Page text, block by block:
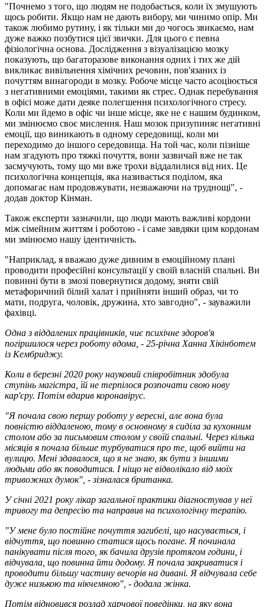
"Почнемо з того, що людям не подобається, коли їх змушують
щось робити. Якщо нам не дають вибору, ми чинимо опір. Ми
також любимо рутину, і як тільки ми до чогось звикаємо, нам
дуже важко позбутися цієї звички. Для цього є певна
фізіологічна основа. Дослідження з візуалізацією мозку
показують, що багаторазове виконання одних і тих же дій
викликає вивільнення хімічних речовин, пов'язаних із
почуттям винагороди в мозку. Робоче місце часто асоціюється
з негативними емоціями, такими як стрес. Однак перебування
в офісі може дати деяке полегшення психологічного стресу.
Коли ми йдемо в офіс чи інше місце, яке не є нашим будинком,
ми змінюємо своє мислення. Наш мозок призупиняє негативні
емоції, що виникають в одному середовищі, коли ми
переходимо до іншого середовища. На той час, коли пізніше
нам згадують про тяжкі почуття, вони зазвичай вже не так
засмучують, тому що ми вже трохи віддалилися від них. Це
психологічна концепція, яка називається поділом, яка
допомагає нам продовжувати, незважаючи на труднощі", -
додав доктор Кінман.
Також експерти зазначили, що люди мають важливі кордони
між сімейним життям і роботою - і саме завдяки цим кордонам
ми змінюємо нашу ідентичність.
"Наприклад, я вважаю дуже дивним в емоційному плані
проводити професійні консультації у своїй власній спальні. Ви
повинні бути в змозі повернутися додому, зняти свій
метафоричний білий халат і прийняти інший образ, чи то
мати, подруга, чоловік, дружина, хто завгодно", - зауважили
фахівці.
Одна з віддалених працівників, чиє психічне здоров'я
погіршилося через роботу вдома, - 25-річна Ханна Хікінботем
із Кембриджу.
Коли в березні 2020 року науковий співробітник здобула
ступінь магістра, їй не терпілося розпочати свою нову
кар'єру. Потім вдарив коронавірус.
"Я почала свою першу роботу у вересні, але вона була
повністю віддаленою, тому в основному я сиділа за кухонним
столом або за письмовим столом у своїй спальні. Через кілька
місяців я почала більше турбуватися про те, щоб вийти на
вулицю. Мені здавалося, що я не знаю, як бути з іншими
людьми або як поводитися. І ніщо не відволікало від моїх
тривожних думок", - зізналася британка.
У січні 2021 року лікар загальної практики діагностував у неї
тривогу та депресію та направив на психологічну терапію.
"У мене було постійне почуття загибелі, що насувається, і
відчуття, що повинно статися щось погане. Я починала
панікувати після того, як бачила друзів протягом години, і
відчувала, що повинна йти додому. Я почала закриватися і
проводити більшу частину вечорів на дивані. Я відчувала себе
дуже низькою та нікчемною", - додала жінка.
Потім відновився розлад харчової поведінки, на яку вона